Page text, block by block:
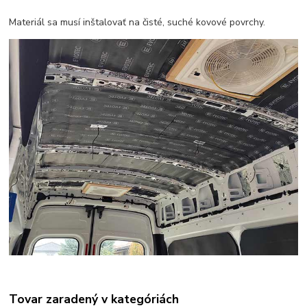
Materiál sa musí inštalovať na čisté, suché kovové povrchy.
Tovar zaradený v kategóriách